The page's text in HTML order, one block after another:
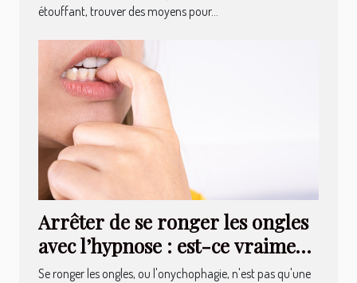
étouffant, trouver des moyens pour...
Arrêter de se ronger les ongles
avec l’hypnose : est-ce vraiment
possible ?
Se ronger les ongles, ou l'onychophagie, n'est pas qu'une